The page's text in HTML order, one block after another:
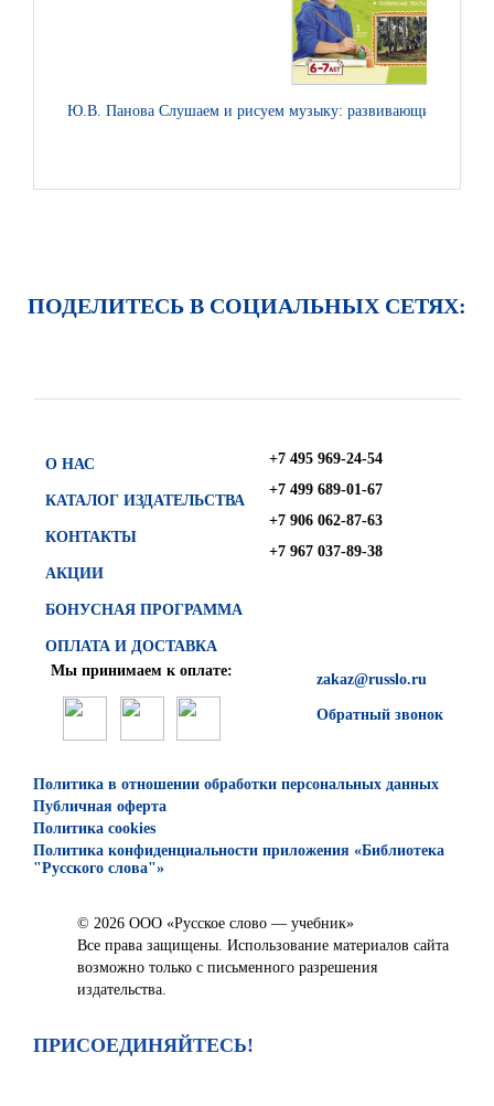
Ю.В. Панова Слушаем и рисуем музыку: развивающий альбом
ПОДЕЛИТЕСЬ В СОЦИАЛЬНЫХ СЕТЯХ:
О НАС
КАТАЛОГ ИЗДАТЕЛЬСТВА
КОНТАКТЫ
АКЦИИ
БОНУСНАЯ ПРОГРАММА
ОПЛАТА И ДОСТАВКА
+7 495 969-24-54
+7 499 689-01-67
+7 906 062-87-63
+7 967 037-89-38
zakaz@russlo.ru
Обратный звонок
Мы принимаем к оплате:
Политика в отношении обработки персональных данных
Публичная оферта
Политика cookies
Политика конфиденциальности приложения «Библиотека
"Русского слова"»
© 2026 ООО «Русское слово — учебник»
Все права защищены. Использование материалов сайта
возможно только с письменного разрешения
издательства.
ПРИСОЕДИНЯЙТЕСЬ!